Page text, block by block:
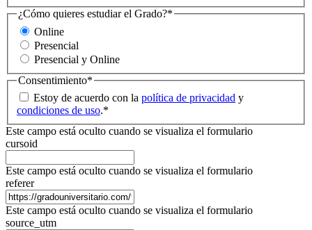
¿Cómo quieres estudiar el Grado?*
Online
Presencial
Presencial y Online
Consentimiento*
Estoy de acuerdo con la política de privacidad y
condiciones de uso.*
Este campo está oculto cuando se visualiza el formulario
cursoid
Este campo está oculto cuando se visualiza el formulario
referer
Este campo está oculto cuando se visualiza el formulario
source_utm